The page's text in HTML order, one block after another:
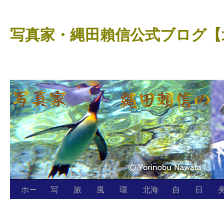
テ
ン
ッ
プ
写真家・縄田賴信公式ブログ
ホー
写
旅
風
環
北海
自
日